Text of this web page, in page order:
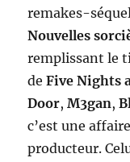
remakes-
Nouvelles
remplissant le
deFive Nights
Door,M3gan,
c’est une
producteur.